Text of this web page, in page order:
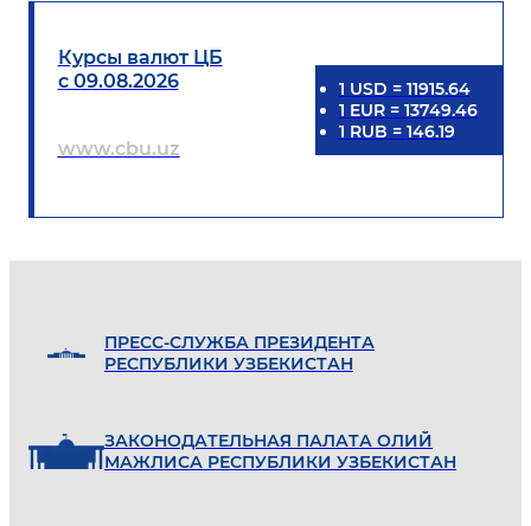
Курсы валют ЦБ
с 09.08.2026
www.cbu.uz
1 USD = 11915.64
1 EUR= 13749.46
1 RUB = 146.19
ПРЕСС-СЛУЖБА ПРЕЗИДЕНТА
РЕСПУБЛИКИ УЗБЕКИСТАН
ЗАКОНОДАТЕЛЬНАЯ ПАЛАТА ОЛИЙ
МАЖЛИСА РЕСПУБЛИКИ УЗБЕКИСТАН